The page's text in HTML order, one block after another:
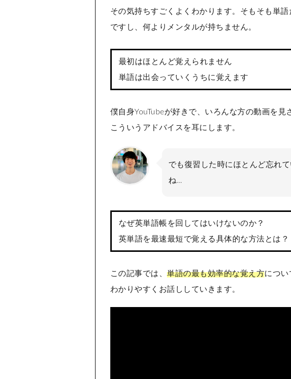
その気持ちすごくよくわかります。そもそも単
ですし、何よりメンタルが持ちません。
最初はほとんど覚えられません
単語は出会っていくうちに覚えます
僕自身YouTubeが好きで、いろんな方の動画を見
こういうアドバイスを耳にします。
でも復習した時にほとんど忘れ
ね…
なぜ英単語帳を回してはいけないのか？
英単語を最速最短で覚える具体的な方法とは？
この記事では、単語の最も効率的な覚え方につい
わかりやすくお話ししていきます。